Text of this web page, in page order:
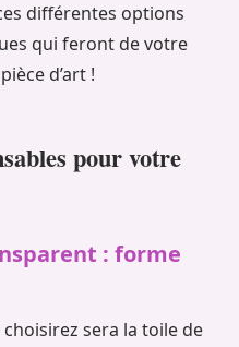
différentes options
qui feront de votre
d’art !
pour votre
: forme
sera la toile de